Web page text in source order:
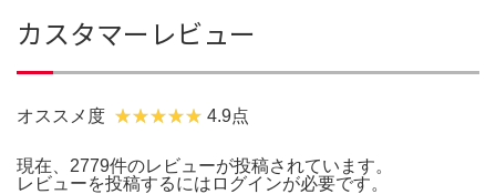
カスタマーレビュー
オススメ度 4.9点
現在、2779件のレビューが投稿されています。
レビューを投稿するには ログインが必要です。